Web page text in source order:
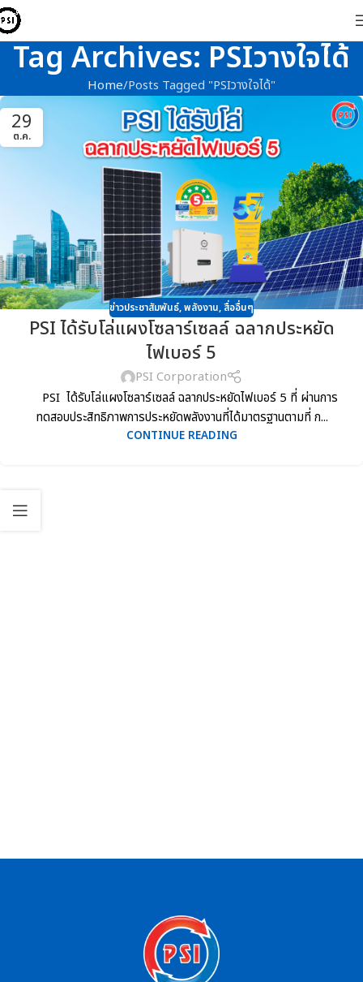
Tag Archives: PSIวางใจได้
Home Posts Tagged "PSIวางใจได้"
29
ต.ค.
ข่าวประชาสัมพันธ์,พลังงาน,สื่ออื่นๆ
PSI ได้รับโล่แผงโซลาร์เซลล์ ฉลากประหยัด
ไฟเบอร์ 5
PSI Corporation
PSI ได้รับโล่แผงโซลาร์เซลล์ ฉลากประหยัดไฟเบอร์ 5 ที่ ผ่านการ
ทดสอบประสิทธิภาพการประหยัดพลังงานที่ได้มาตรฐานตามที่ ก...
CONTINUE READING